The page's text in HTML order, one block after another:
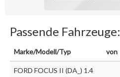
Passende Fahrzeuge:
Marke/Modell/Typ von
FORD FOCUS II (DA_) 1.4